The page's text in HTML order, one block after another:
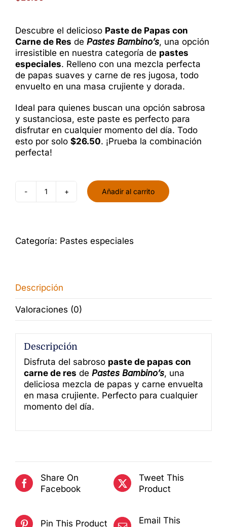
Franquicia
Blog
Contacto
Descubre el delicioso Paste de Papas con
Carne de Res de Pastes Bambino’s, una opción
irresistible en nuestra categoría de pastes
especiales. Relleno con una mezcla perfecta
de papas suaves y carne de res jugosa, todo
envuelto en una masa crujiente y dorada.
Ideal para quienes buscan una opción sabrosa
y sustanciosa, este paste es perfecto para
disfrutar en cualquier momento del día. Todo
esto por solo $26.50. ¡Prueba la combinación
perfecta!
Paste
carne
Añadir al carrito
Categoría: Pastes especiales
Descripción
Valoraciones (0)
Descripción
Disfruta del sabroso paste de papas con
carne de res de Pastes Bambino’s, una
deliciosa mezcla de papas y carne envuelta
en masa crujiente. Perfecto para cualquier
momento del día.
Share On
Facebook
Tweet This
Product
Pin This Product
Email This